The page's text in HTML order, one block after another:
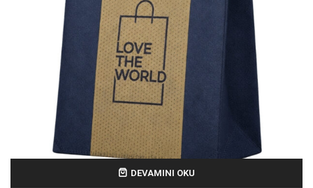
DEVAMINI OKU